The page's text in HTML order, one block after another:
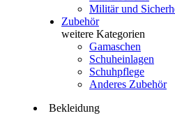
Militär und
Zubehör
weitere Kategorien
Gamaschen
Schuheinlagen
Schuhpflege
Anderes Zubehör
Bekleidung